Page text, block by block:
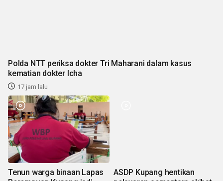
Polda NTT periksa dokter Tri Maharani dalam kasus
kematian dokter Icha
17 jam lalu
Tenun warga binaan Lapas
ASDP Kupang hentikan